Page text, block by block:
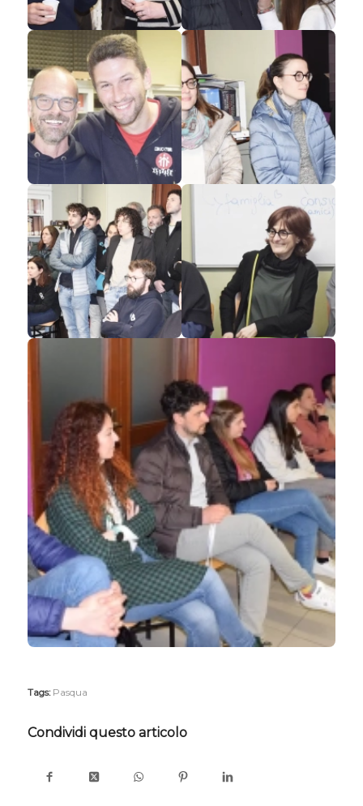
Tags: Pasqua
Condividi questo articolo